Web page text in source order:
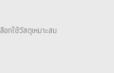
อกใช้วัสดุเหมาะสม
อกใช้วัสดุเหมาะสม